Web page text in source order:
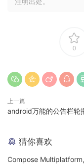
0
上一篇
android万能的公告栏轮
猜你喜欢
Compose